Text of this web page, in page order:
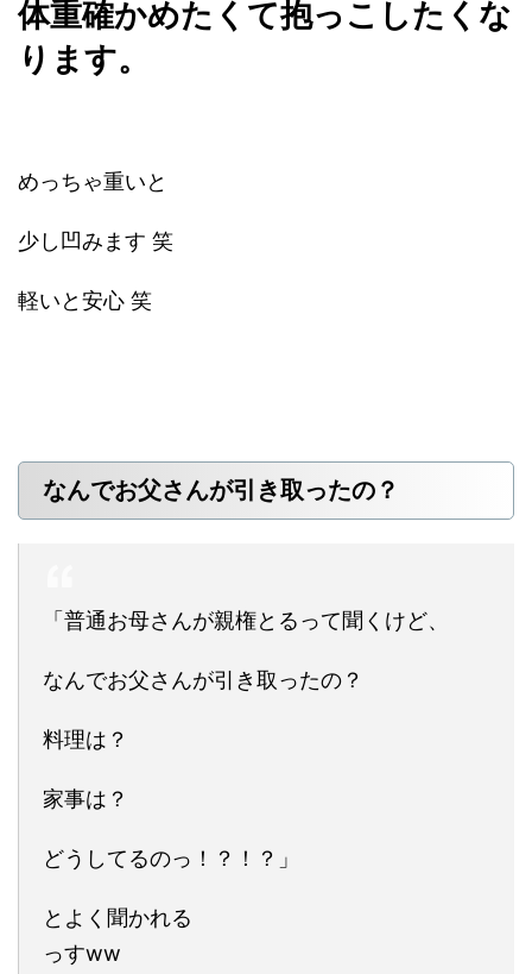
体重確かめたくて抱っこしたくな
ります。
めっちゃ重いと
少し凹みます 笑
軽いと安心 笑
なんでお父さんが引き取ったの？
「普通お母さんが親権とるって聞くけど、
なんでお父さんが引き取ったの？
料理は？
家事は？
どうしてるのっ！？！？」
とよく聞かれる
っすww